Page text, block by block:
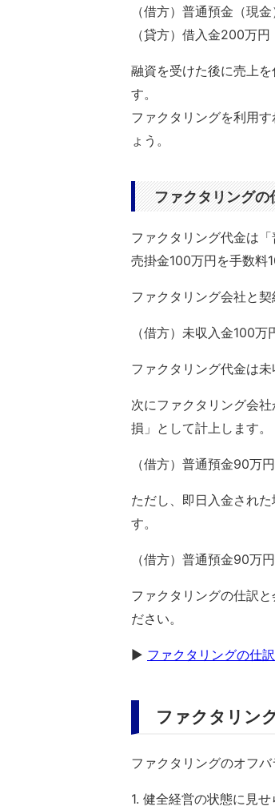
（借方）普通預金（
（貸方）借入金200万
融資を受けた後に売上
す。
ファクタリングを利用
ょう。
ファクタリングの
ファクタリング代金は
売掛金100万円を手数料
ファクタリング会社と契
（借方）未収入金100
ファクタリング代金は未
次にファクタリング会
損」として計上します。
（借方）普通預金90
ただし、即日入金され
す。
（借方）普通預金90
ファクタリングの仕訳
ださい。
▶ ファクタリングの仕
ファクタリン
ファクタリングのオフ
1. 健全経営の状態に見せ